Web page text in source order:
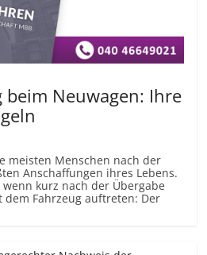
Neuwagen: Ihre
meisten Menschen nach der
Anschaffungen ihres Lebens.
kurz nach der Übergabe
Fahrzeug auftreten: Der